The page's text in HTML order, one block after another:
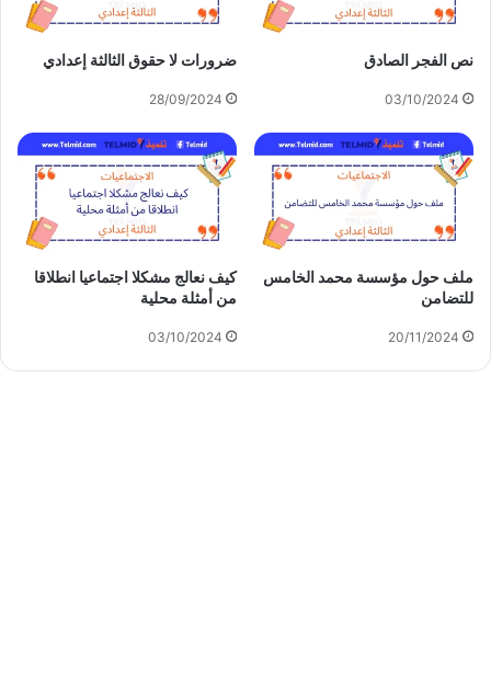
نص الفجر الصادق
03/10/2024
ضرورات لا حقوق الثالثة إعدادي
28/09/2024
ملف حول مؤسسة محمد الخامس
للتضامن
20/11/2024
كيف نعالج مشكلا اجتماعيا انطلاقا
من أمثلة محلية
03/10/2024